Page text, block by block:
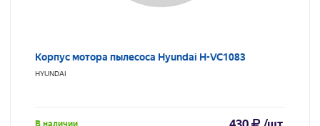
Корпус мотора пылесоса Hyundai H-VC1083
HYUNDAI